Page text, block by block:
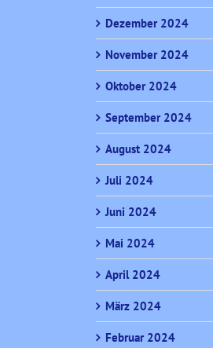
Dezember 2024
November 2024
Oktober 2024
September 2024
August 2024
Juli 2024
Juni 2024
Mai 2024
April 2024
März 2024
Februar 2024